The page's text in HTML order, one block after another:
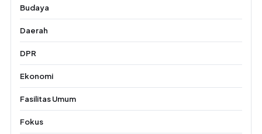
Budaya
Daerah
DPR
Ekonomi
Fasilitas Umum
Fokus